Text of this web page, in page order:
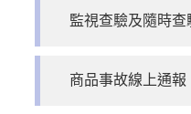
監視查驗及隨時
商品事故線上通報